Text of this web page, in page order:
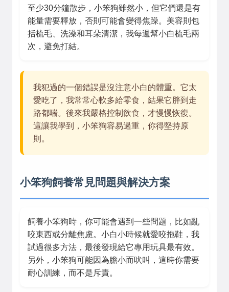
至少30分鐘散步，小笨狗雖然小，但它們還是有
能量需要釋放，否則可能會變得焦躁。美容則包
括梳毛、洗澡和耳朵清潔，我每週幫小白梳毛兩
次，避免打結。
我犯過的一個錯誤是沒注意小白的體重。它太
愛吃了，我常常心軟多給零食，結果它胖到走
路都喘。後來我嚴格控制飲食，才慢慢恢復。
這讓我學到，小笨狗容易過重，你得堅持原
則。
小笨狗飼養常見問題與解決方案
飼養小笨狗時，你可能會遇到一些問題，比如亂
咬東西或分離焦慮。小白小時候就愛咬拖鞋，我
試過很多方法，最後發現給它專用玩具最有效。
另外，小笨狗可能因為膽小而吠叫，這時你需要
耐心訓練，而不是斥責。